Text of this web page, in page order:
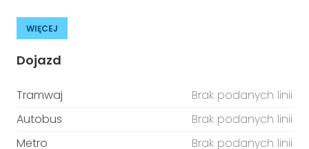
WIĘCEJ
Dojazd
Tramwaj
Brak podanych linii
Autobus
Brak podanych linii
Metro
Brak podanych linii